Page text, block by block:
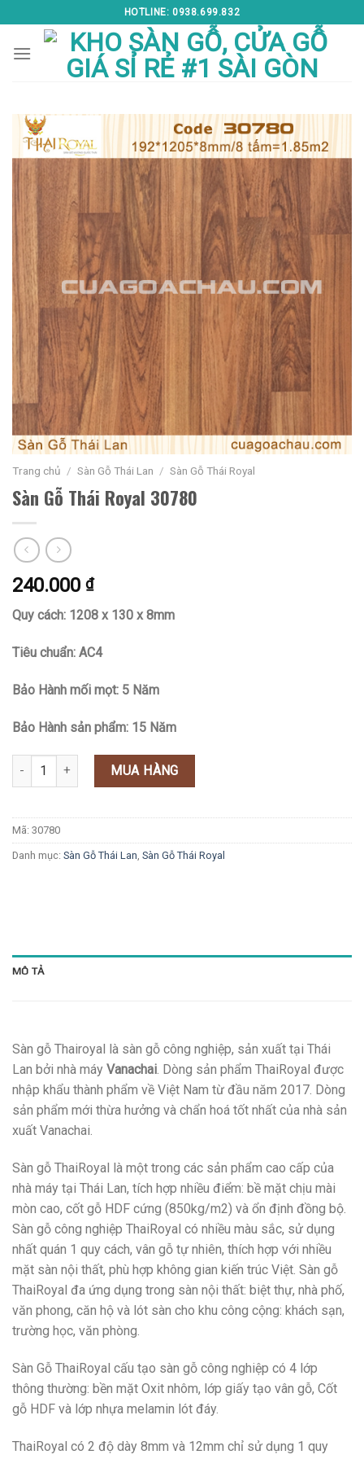
content
HOTLINE: 0938.699.832
Trang chủ / Sàn Gỗ Thái Lan / Sàn Gỗ Thái Royal
Sàn Gỗ Thái Royal 30780
240.000 ₫
Quy cách: 1208 x 130 x 8mm
Tiêu chuẩn: AC4
Bảo Hành mối mọt: 5 Năm
Bảo Hành sản phẩm: 15 Năm
Sàn Gỗ Thái Royal 30780 số lượng
MUA HÀNG
Mã: 30780
Danh mục: Sàn Gỗ Thái Lan Sàn Gỗ Thái Royal
MÔ TẢ
Sàn gỗ Thairoyal là sàn gỗ công nghiệp, sản xuất tại Thái
Lan bởi nhà máy Vanachai. Dòng sản phẩm ThaiRoyal được
nhập khẩu thành phẩm về Việt Nam từ đầu năm 2017. Dòng
sản phẩm mới thừa hưởng và chẩn hoá tốt nhất của nhà sản
xuất Vanachai.
Sàn gỗ ThaiRoyal là một trong các sản phẩm cao cấp của
nhà máy tại Thái Lan, tích hợp nhiều điểm: bề mặt chịu mài
mòn cao, cốt gỗ HDF cứng (850kg/m2) và ổn định đồng bộ.
Sàn gỗ công nghiệp ThaiRoyal có nhiều màu sắc, sử dụng
nhất quán 1 quy cách, vân gỗ tự nhiên, thích hợp với nhiều
mặt sàn nội thất, phù hợp không gian kiến trúc Việt. Sàn gỗ
ThaiRoyal đa ứng dụng trong sàn nội thất: biệt thự, nhà phố,
văn phong, căn hộ và lót sàn cho khu công cộng: khách sạn,
trường học, văn phòng.
Sàn Gỗ ThaiRoyal cấu tạo sàn gỗ công nghiệp có 4 lớp
thông thường: bền mặt Oxit nhôm, lớp giấy tạo vân gỗ, Cốt
gỗ HDF và lớp nhựa melamin lót đáy.
ThaiRoyal có 2 độ dày 8mm và 12mm chỉ sử dụng 1 quy